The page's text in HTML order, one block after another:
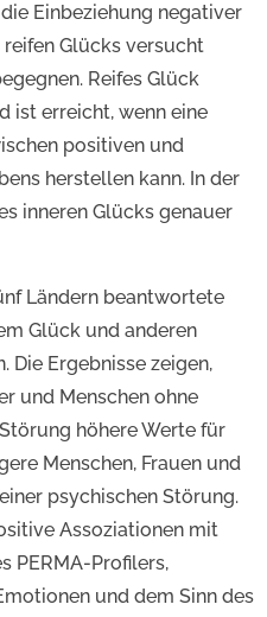
Einbeziehung negativer
reifen Glücks versucht
Reifes Glück
ist erreicht, wenn eine
positiven und
herstellen kann. In der
inneren Glücks genauer
Ländern beantwortete
Glück und anderen
Die Ergebnisse zeigen,
und Menschen ohne
höhere Werte für
Menschen, Frauen und
psychischen Störung.
Assoziationen mit
PERMA-Profilers,
und dem Sinn des